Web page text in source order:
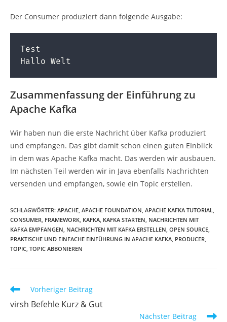
Der Consumer produziert dann folgende Ausgabe:
Test
Hallo Welt
Zusammenfassung der Einführung zu
Apache Kafka
Wir haben nun die erste Nachricht über Kafka produziert
und empfangen. Das gibt damit schon einen guten EInblick
in dem was Apache Kafka macht. Das werden wir ausbauen.
Im nächsten Teil werden wir in Java ebenfalls Nachrichten
versenden und empfangen, sowie ein Topic erstellen.
SCHLAGWÖRTER: APACHE, APACHE FOUNDATION, APACHE KAFKA TUTORIAL,
CONSUMER, FRAMEWORK, KAFKA, KAFKA STARTEN, NACHRICHTEN MIT
KAFKA EMPFANGEN, NACHRICHTEN MIT KAFKA ERSTELLEN, OPEN SOURCE,
PRAKTISCHE UND EINFACHE EINFÜHRUNG IN APACHE KAFKA, PRODUCER,
TOPIC, TOPIC ABBONIEREN
Weitere
Artikel
ansehen
Vorheriger Beitrag
virsh Befehle Kurz & Gut
Nächster Beitrag